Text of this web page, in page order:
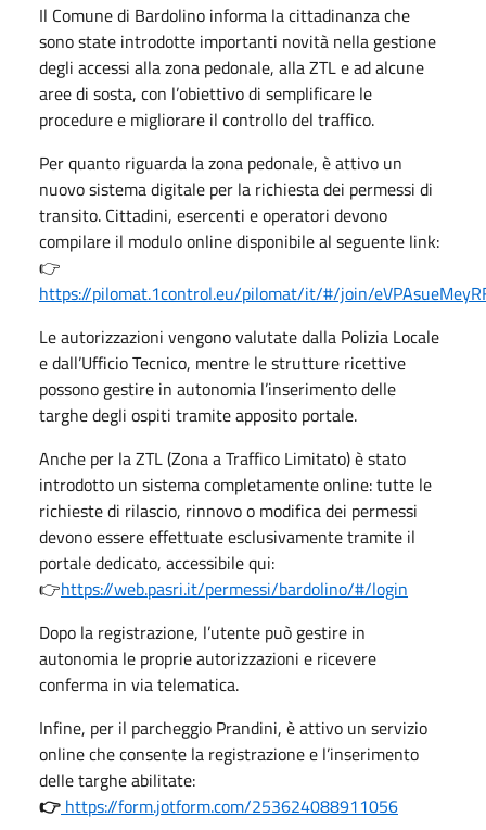
Il Comune di Bardolino informa la cittadinanza che
sono state introdotte importanti novità nella gestione
degli accessi alla zona pedonale, alla ZTL e ad alcune
aree di sosta, con l’obiettivo di semplificare le
procedure e migliorare il controllo del traffico.
Per quanto riguarda la zona pedonale, è attivo un
nuovo sistema digitale per la richiesta dei permessi di
transito. Cittadini, esercenti e operatori devono
compilare il modulo online disponibile al seguente link:
👉
https://pilomat.1control.eu/pilomat/it/#/join/
Le autorizzazioni vengono valutate dalla Polizia Locale
e dall’Ufficio Tecnico, mentre le strutture ricettive
possono gestire in autonomia l’inserimento delle
targhe degli ospiti tramite apposito portale.
Anche per la ZTL (Zona a Traffico Limitato) è stato
introdotto un sistema completamente online: tutte le
richieste di rilascio, rinnovo o modifica dei permessi
devono essere effettuate esclusivamente tramite il
portale dedicato, accessibile qui:
👉https://web.pasri.it/permessi/bardolino/#/login
Dopo la registrazione, l’utente può gestire in
autonomia le proprie autorizzazioni e ricevere
conferma in via telematica.
Infine, per il parcheggio Prandini, è attivo un servizio
online che consente la registrazione e l’inserimento
delle targhe abilitate:
👉 https://form.jotform.com/253624088911056